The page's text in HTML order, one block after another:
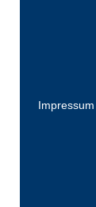
Impressum